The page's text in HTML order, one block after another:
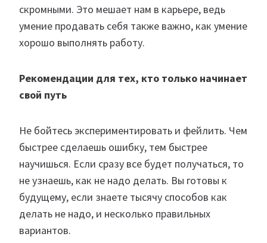
скромными. Это мешает нам в карьере, ведь
умение продавать себя также важно, как умение
хорошо выполнять работу.
Рекомендации для тех, кто только начинает
свой путь
Не бойтесь экспериментировать и фейлить. Чем
быстрее сделаешь ошибку, тем быстрее
научишься. Если сразу все будет получаться, то
не узнаешь, как не надо делать. Вы готовы к
будущему, если знаете тысячу способов как
делать не надо, и несколько правильных
вариантов.